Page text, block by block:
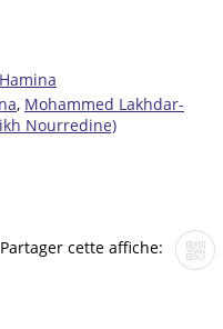
, Mohammed Lakhdar-
Nourredine)
Partager cette affiche: